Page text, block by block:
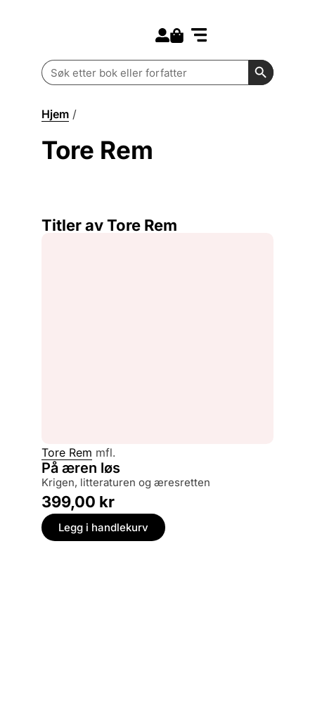
Search
for:
Search
Hjem /
Tore Rem
Titler av Tore Rem
Tore Rem mfl.
På æren løs
krigen, litteraturen og æresretten
399,00 kr
Legg i handlekurv